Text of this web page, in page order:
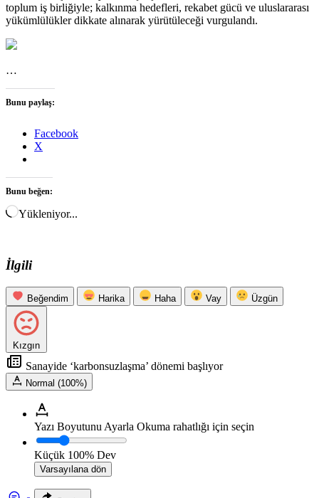
toplum iş birliğiyle; kalkınma hedefleri, rekabet gücü ve uluslararası
yükümlülükler dikkate alınarak yürütüleceği vurgulandı.
…
Bunu paylaş:
Facebook
X
Bunu beğen:
Yükleniyor...
İlgili
Beğendim Harika Haha Vay Üzgün
Kızgın
Sanayide ‘karbonsuzlaşma’ dönemi başlıyor
Normal (100%)
Yazı Boyutunu Ayarla Okuma rahatlığı için seçin
Küçük 100% Dev
Varsayılana dön